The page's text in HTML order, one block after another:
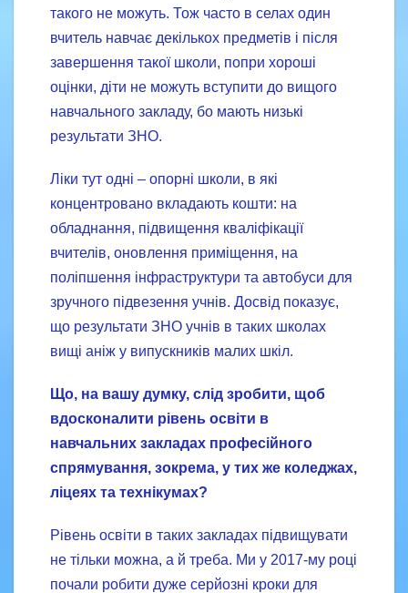
такого не можуть. Тож часто в селах один
вчитель навчає декількох предметів і після
завершення такої школи, попри хороші
оцінки, діти не можуть вступити до вищого
навчального закладу, бо мають низькі
результати ЗНО.
Ліки тут одні – опорні школи, в які
концентровано вкладають кошти: на
обладнання, підвищення кваліфікації
вчителів, оновлення приміщення, на
поліпшення інфраструктури та автобуси для
зручного підвезення учнів. Досвід показує,
що результати ЗНО учнів в таких школах
вищі аніж у випускників малих шкіл.
Що, на вашу думку, слід зробити, щоб
вдосконалити рівень освіти в
навчальних закладах професійного
спрямування, зокрема, у тих же коледжах,
ліцеях та технікумах?
Рівень освіти в таких закладах підвищувати
не тільки можна, а й треба. Ми у 2017-му році
почали робити дуже серйозні кроки для